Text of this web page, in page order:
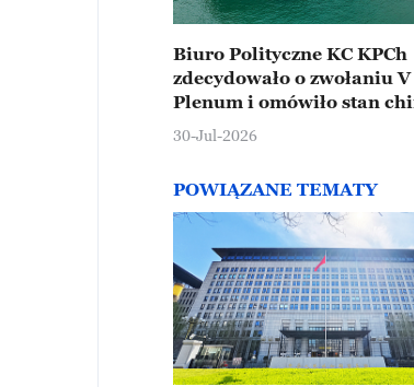
Biuro Polityczne KC KPCh
zdecydowało o zwołaniu V
Plenum i omówiło stan
gospodarki
30-Jul-2026
POWIĄZANE TEMATY